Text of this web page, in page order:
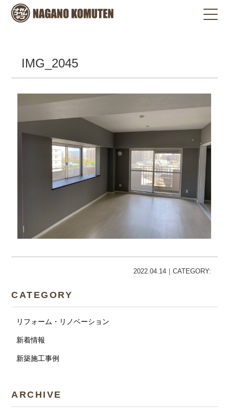
IMG_2045
2022.04.14｜CATEGORY:
CATEGORY
リフォーム・リノベーション
新着情報
新築施工事例
ARCHIVE